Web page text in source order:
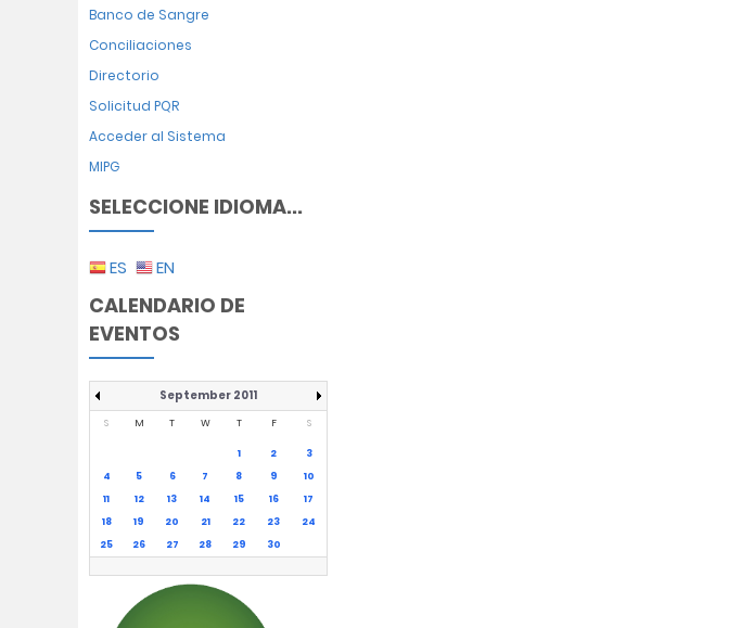
Banco de Sangre
Conciliaciones
Directorio
Solicitud PQR
Acceder al Sistema
MIPG
SELECCIONE IDIOMA...
ES EN
CALENDARIO DE
EVENTOS
September 2011
S M T W T F S
1 2
3
4
5 6 7 8 9
10
11
12 13 14 15 16
17
18
19 20 21 22 23
24
25
26 27 28 29 30